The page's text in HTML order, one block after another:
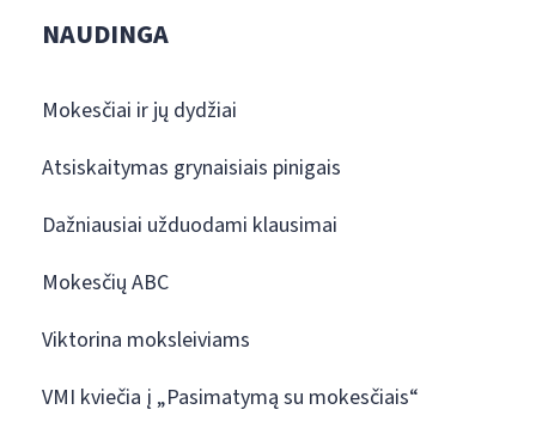
NAUDINGA
Mokesčiai ir jų dydžiai
Atsiskaitymas grynaisiais pinigais
Dažniausiai užduodami klausimai
Mokesčių ABC
Viktorina moksleiviams
VMI kviečia į „Pasimatymą su mokesčiais“